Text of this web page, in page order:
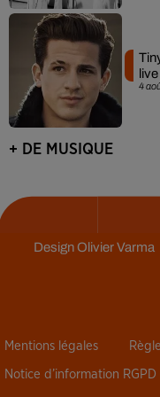
4
+ DE MUSIQUE
DesignOlivier Varma
Mentions légales
Notice d’information RGPD